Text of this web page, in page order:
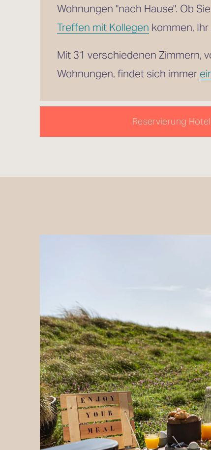
Wohnungen "nach Hause". Ob
Treffen mit Kollegen kommen,
Mit 31 verschiedenen Zimmern,
Wohnungen, findet sich immer
Reservierung Hotel